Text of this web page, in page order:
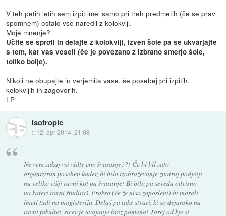
V teh petih letih sem izpit imel samo pri treh predmetih (če se prav
spomnem) ostalo vse naredil z kolokviji.
Moje mnenje?
Učite se sproti in delajte z kolokviji, izven šole pa se ukvarjajte
s tem, kar vas veseli (če je povezano z izbrano smerjo šole,
toliko bolje).
Nikoli ne obupajte in verjemita vase, še posebej pri izpitih,
kolokvijih in zagovorih.
LP
Isotropic
:: 12. apr 2014, 21:08
Ne vem zakaj vsi vidte eno švasanje??! Če bi bil zato
organiziran poseben kader, bi bilo izobraževanje znotraj podjetji
na veliko višji ravni kot pa švasanje! Bi bilo pa seveda odvisno
na kateri ravni študiraš. Prakso (če že niso zaposleni) bi morali
imeti tudi na magisteriju. Delaš pa take stvari, ki so dejansko na
ravni fakultet, sicer je uvajanje brez pomena! Torej od kje si